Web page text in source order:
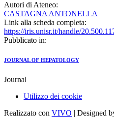
Autori di Ateneo:
CASTAGNA ANTONELLA
Link alla scheda completa:
https://iris.unisr.it/handle/
Pubblicato in:
JOURNAL OF HEPATOLOGY
Journal
Utilizzo dei cookie
Realizzato con VIVO | Designed